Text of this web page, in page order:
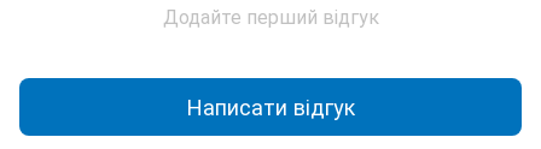
Додайте перший відгук
Написати відгук